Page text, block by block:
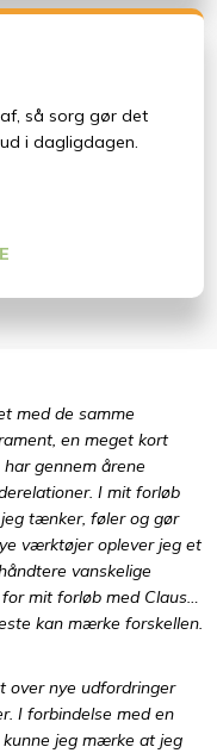
så sorg gør det
i dagligdagen.
med de samme
en meget kort
gennem årene
I mit forløb
tænker, føler og gør
værktøjer oplever jeg et
vanskelige
mit forløb med Claus…
kan mærke forskellen.
over nye udfordringer
I forbindelse med en
jeg mærke at jeg